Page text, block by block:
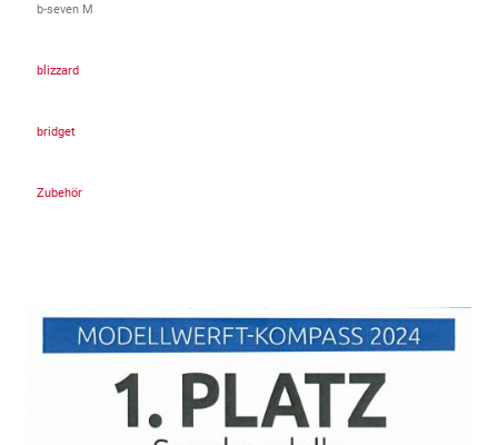
b-seven M
blizzard
bridget
Zubehör